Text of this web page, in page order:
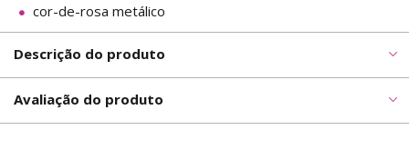
cor-de-rosa metálico
Descrição do produto
Avaliação do produto